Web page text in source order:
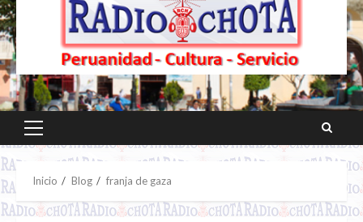
Menú
principal
Inicio Blog franja de gaza